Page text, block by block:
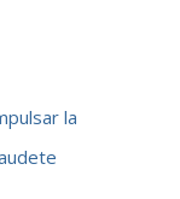
la